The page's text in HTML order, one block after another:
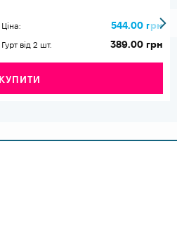
Ціна: 544.00 грн
Гурт від 2 шт. 389.00 грн
КУПИТИ